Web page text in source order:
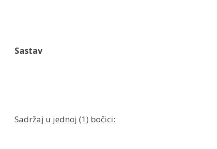
Sastav
Sadržaj u jednoj (1) bočici: